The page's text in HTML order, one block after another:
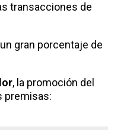
transacciones de
gran porcentaje de
, la promoción del
premisas: